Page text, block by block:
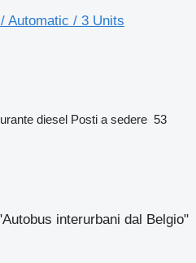
Automatic / 3 Units
diesel Posti a sedere 53
interurbani dal Belgio"